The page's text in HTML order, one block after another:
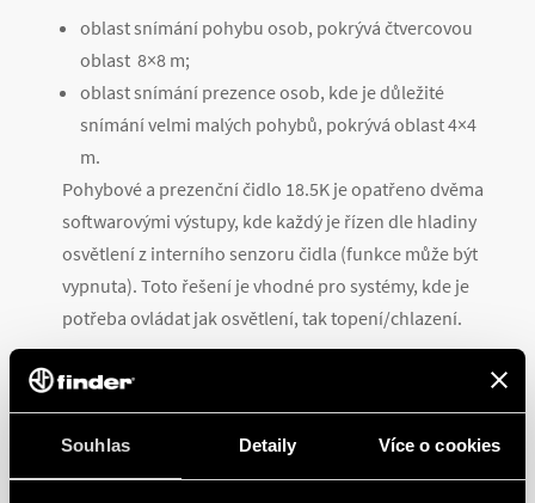
Souhlas Detaily Více o cookies
oblast snímání pohybu osob, pokrývá čtvercovou
oblast 8×8 m;
oblast snímání prezence osob, kde je důležité
snímání velmi malých pohybů, pokrývá oblast 4×4
m.
Pohybové a prezenční čidlo 18.5K je opatřeno dvěma
softwarovými výstupy, kde každý je řízen dle hladiny
osvětlení z interního senzoru čidla (funkce může být
vypnuta). Toto řešení je vhodné pro systémy, kde je
potřeba ovládat jak osvětlení, tak topení/chlazení.
Třetí softwarový výstup posílá informaci o pohybu a
díky jednomu softwarovému vstupu může být čidlo
nastaveno do konfigurace Master/Slave, což je